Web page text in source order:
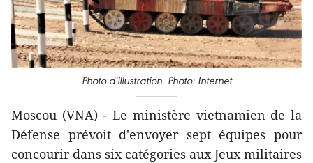
Photo d'illustration. Photo: Internet
Moscou (VNA) - Le ministère vietnamien de la
Défense prévoit d'envoyer sept équipes pour
concourir dans six catégories aux Jeux militaires